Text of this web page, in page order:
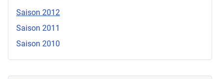
Saison 2012
Saison 2011
Saison 2010